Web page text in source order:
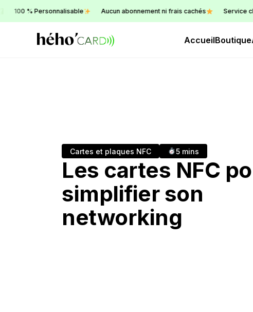
100 % Personnalisable Aucun abonnement ni frais cachés Service
AccueilBoutique
Cartes et plaques NFC 5 mins
Les cartes NFC
simplifier son
networking